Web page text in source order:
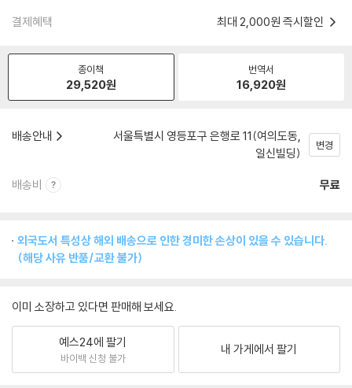
결제혜택 최대 2,000원 즉시할인
종이책
29,520원
번역서
16,920원
배송안내
서울특별시 영등포구 은행로 11(여의도동,
일신빌딩)
변경
배송비 무료
외국도서 특성상 해외 배송으로 인한 경미한 손상이 있을 수 있습니다.
(해당 사유 반품/교환 불가)
이미 소장하고 있다면 판매해 보세요.
예스24에 팔기
바이백 신청 불가
내 가게에서 팔기